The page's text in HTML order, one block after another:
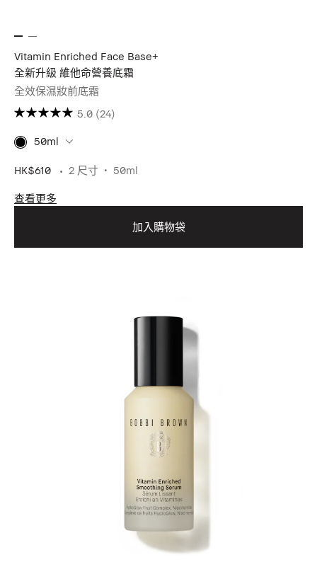
Vitamin Enriched Face Base+
全新升級 維他命營養底霜
全效保濕妝前底霜
5.0 (24)
50ml
HK$610 2 尺寸 50ml
查看更多
加入購物袋